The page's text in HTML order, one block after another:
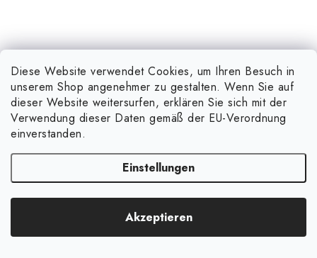
Diese Website verwendet Cookies, um Ihren Besuch in
unserem Shop angenehmer zu gestalten. Wenn Sie auf
dieser Website weitersurfen, erklären Sie sich mit der
Verwendung dieser Daten gemäß der EU-Verordnung
einverstanden.
Einstellungen
Akzeptieren
Grodan Pflanzwürfel 36x36x40mm mit Loch im
Setzlingsträger, 77 Stück
(–22 %)